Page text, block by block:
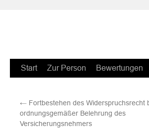
Zum
springen
Start Zur Person Bewertungen
← Fortbestehen des Widerspruchsrecht
ordnungsgemäßer Belehrung des
Versicherungsnehmers